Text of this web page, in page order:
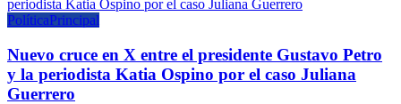
PolíticaPrincipal
Nuevo cruce en X entre el presidente Gustavo Petro
y la periodista Katia Ospino por el caso Juliana
Guerrero